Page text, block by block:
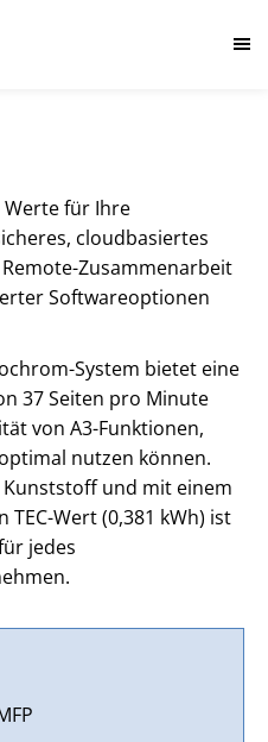
Werte für Ihre
cloudbasiertes
Zusammenarbeit
Softwareoptionen
System bietet eine
37 Seiten pro Minute
von A3-Funktionen,
nutzen können.
und mit einem
Wert (0,381 kWh) ist
jedes